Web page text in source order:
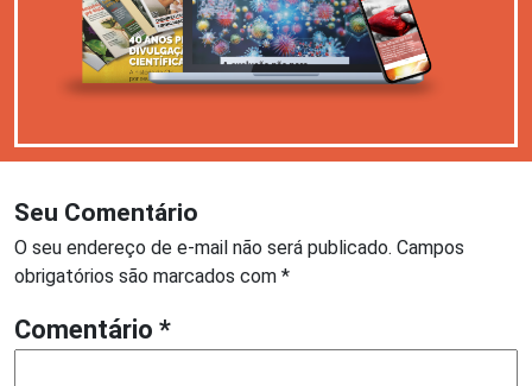
Seu Comentário
O seu endereço de e-mail não será publicado. Campos
obrigatórios são marcados com *
Comentário *